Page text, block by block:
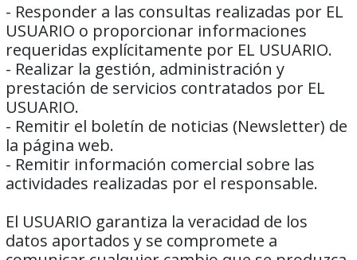
- Responder a las consultas realizadas por EL
USUARIO o proporcionar informaciones
requeridas explícitamente por EL USUARIO.
- Realizar la gestión, administración y
prestación de servicios contratados por EL
USUARIO.
- Remitir el boletín de noticias (Newsletter) de
la página web.
- Remitir información comercial sobre las
actividades realizadas por el responsable.
El USUARIO garantiza la veracidad de los
datos aportados y se compromete a